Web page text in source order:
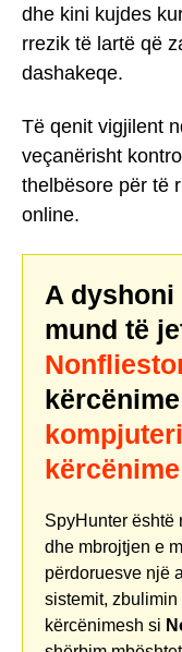
dhe kini kujdes
rrezik të lartë që
dashakeqe.
Të qenit vigjilent
veçanërisht
thelbësore për të
online.
A
mund të
SpyHunter është
dhe mbrojtjen e
përdoruesve një
sistemit,
kërcënimesh si